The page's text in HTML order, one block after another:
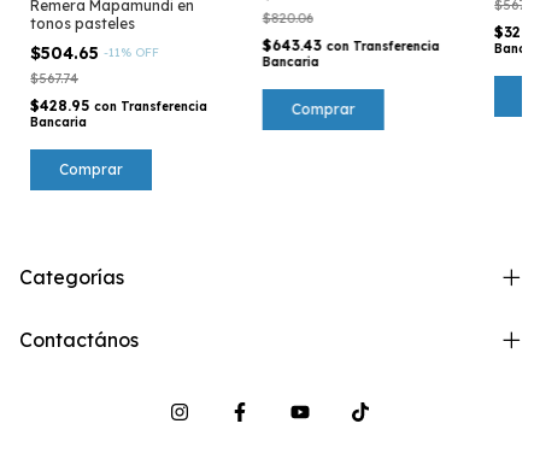
Remera Mapamundi en
tonos pasteles
$504.65 -11% OFF
$567.74
$428.95 con Transferencia
Bancaria
Comprar
$820.06
$643.43 con Transferencia
Bancaria
Comprar
Categorías
Contactános